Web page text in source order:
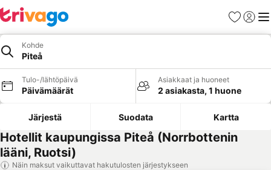
Suosikit
Kohde
Piteå
Tulo-/lähtöpäivä
Päivämäärät
Asiakkaat ja huoneet
2 asiakasta, 1 huone
Järjestä Suodata Kartta
Hotellit kaupungissa Piteå (Norrbottenin
lääni, Ruotsi)
Näin maksut vaikuttavat hakutulosten järjestykseen